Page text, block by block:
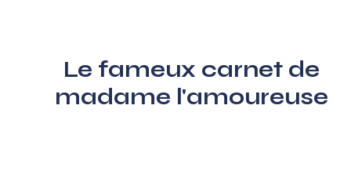
Le fameux carnet de
madame l'amoureuse